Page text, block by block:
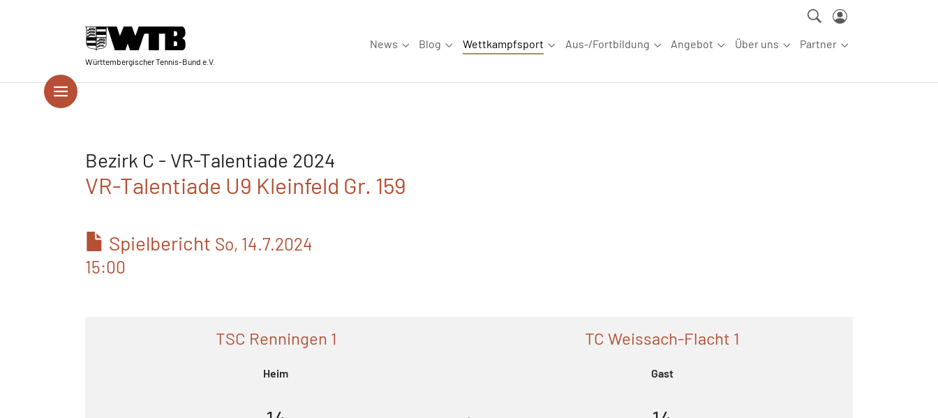
Württembergischer Tennis-Bund e.V.
News
Submenu for "News"
Blog
Submenu for "Blog"
Wettkampfsport
Submenu for "Wettkampfsport"
Aus-/Fortbildung
Submenu for "Aus-/Fortbildung"
Angebot
Submenu for "Angebot"
Über uns
Submenu for "Über uns"
Partner
Submenu for
Bezirk C - VR-Talentiade 2024
VR-Talentiade U9 Kleinfeld Gr. 159
Spielbericht So, 14.7.2024
15:00
TSC Renningen 1
Heim
TC Weissach-Flacht 1
Gast